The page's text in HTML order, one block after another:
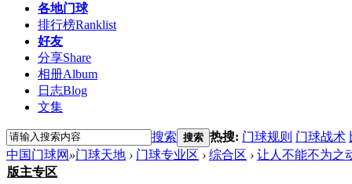
各地门球
排行榜Ranklist
好友
分享Share
相册Album
日志Blog
文集
搜索 搜索 热搜: 门球规则 门球战术
中国门球网 »门球天地 › 门球专业区 › 综合区 › 让人不能不为之
版主专区